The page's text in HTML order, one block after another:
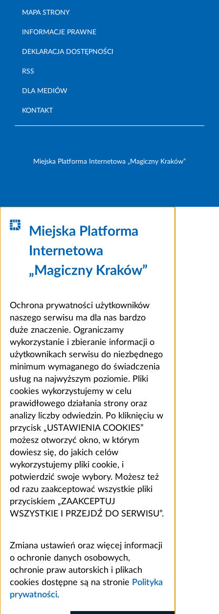
MAPA STRONY
INFORMACJE PRAWNE
DEKLARACJA DOSTĘPNOŚCI
RSS
DLA MEDIÓW
KONTAKT
Miejska Platforma Internetowa „Magiczny Kraków”
Miejska Platforma
Internetowa
„Magiczny Kraków”
Ochrona prywatności użytkowników
naszego serwisu ma dla nas bardzo
duże znaczenie. Ograniczamy
wykorzystanie i zbieranie informacji o
użytkownikach serwisu do niezbędnego
minimum wymaganego do świadczenia
usług na najwyższym poziomie. Pliki
cookies wykorzystujemy w celu
prawidłowego działania strony oraz
analizy liczby odwiedzin. Po kliknięciu w
przycisk „USTAWIENIA COOKIES”
możesz otworzyć okno, w którym
dowiesz się, do jakich celów
wykorzystujemy pliki cookie, i
potwierdzić swoje wybory. Możesz też
od razu zaakceptować wszystkie pliki
przyciskiem „ZAAKCEPTUJ
WSZYSTKIE I PRZEJDŹ DO SERWISU”.
Zmiana ustawień oraz więcej informacji
o ochronie danych osobowych,
ochronie praw autorskich i plikach
cookies dostępne są na stronie Polityka
prywatności.